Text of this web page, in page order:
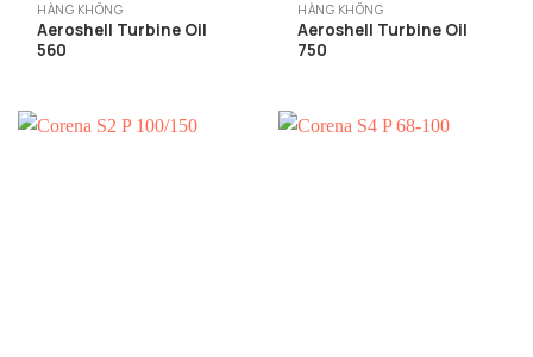
HÀNG KHÔNG
Aeroshell Turbine Oil
560
HÀNG KHÔNG
Aeroshell Turbine Oil
750